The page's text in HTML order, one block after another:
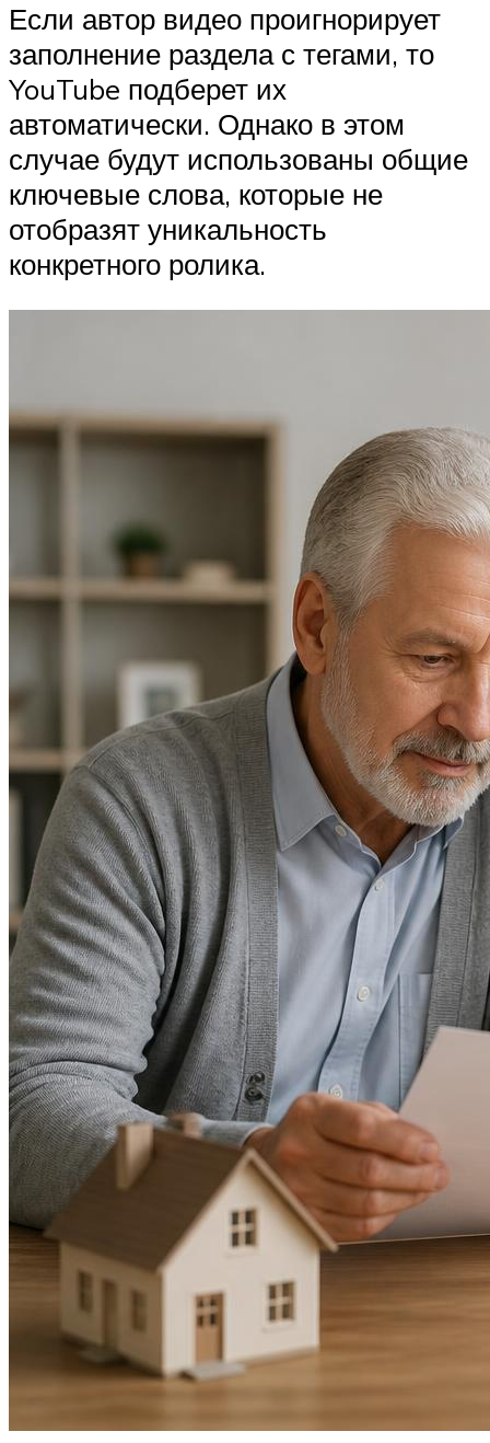
Если автор видео проигнорирует
заполнение раздела с тегами, то
YouTube подберет их
автоматически. Однако в этом
случае будут использованы общие
ключевые слова, которые не
отобразят уникальность
конкретного ролика.